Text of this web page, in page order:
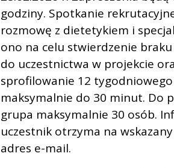
godziny. Spotkanie
rozmowę z dietetykiem i
ono na celu stwierdzenie
do uczestnictwa w projekcie
sprofilowanie 12
maksymalnie do 30 minut. Do
grupa maksymalnie 30 osób.
uczestnik otrzyma na
adres e-mail.